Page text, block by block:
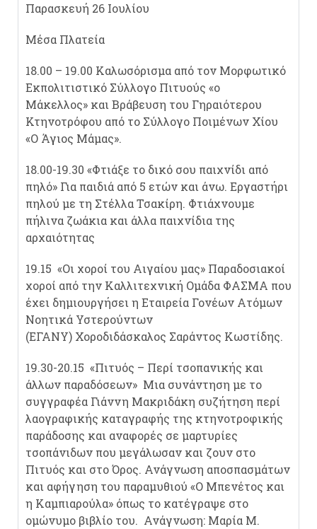
Παρασκευή 26 Ιουλίου
Μέσα Πλατεία
18.00 – 19.00 Καλωσόρισμα από τον Μορφωτικό
Εκπολιτιστικό Σύλλογο Πιτυούς «ο
Μάκελλος» και Βράβευση του Γηραιότερου
Κτηνοτρόφου από το Σύλλογο Ποιμένων Χίου
«Ο Άγιος Μάμας».
18.00-19.30 «Φτιάξε το δικό σου παιχνίδι από
πηλό» Για παιδιά από 5 ετών και άνω. Εργαστήρι
πηλού με τη Στέλλα Τσακίρη. Φτιάχνουμε
πήλινα ζωάκια και άλλα παιχνίδια της
αρχαιότητας
19.15 «Οι χοροί του Αιγαίου μας» Παραδοσιακοί
χοροί από την Καλλιτεχνική Ομάδα ΦΑΣΜΑ που
έχει δημιουργήσει η Εταιρεία Γονέων Ατόμων
Νοητικά Υστερούντων
(ΕΓΑΝΥ) Χοροδιδάσκαλος Σαράντος Κωστίδης.
19.30-20.15 «Πιτυός – Περί τσοπανικής και
άλλων παραδόσεων» Μια συνάντηση με το
συγγραφέα Γιάννη Μακριδάκη συζήτηση περί
λαογραφικής καταγραφής της κτηνοτροφικής
παράδοσης και αναφορές σε μαρτυρίες
τσοπάνιδων που μεγάλωσαν και ζουν στο
Πιτυός και στο Όρος. Ανάγνωση αποσπασμάτων
και αφήγηση του παραμυθιού «Ο Μπενέτος και
η Καμπιαρούλα» όπως το κατέγραψε στο
ομώνυμο βιβλίο του. Ανάγνωση: Μαρία Μ.